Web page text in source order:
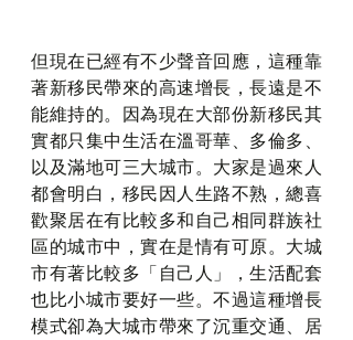
但現在已經有不少聲音回應，這種靠
著新移民帶來的高速增長，長遠是不
能維持的。因為現在大部份新移民其
實都只集中生活在溫哥華、多倫多、
以及滿地可三大城市。大家是過來人
都會明白，移民因人生路不熟，總喜
歡聚居在有比較多和自己相同群族社
區的城市中，實在是情有可原。大城
市有著比較多「自己人」，生活配套
也比小城市要好一些。不過這種增長
模式卻為大城市帶來了沉重交通、居